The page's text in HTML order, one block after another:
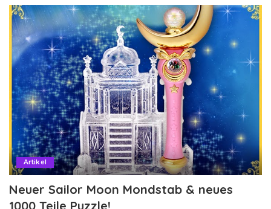
Artikel
Neuer Sailor Moon Mondstab & neues
1000 Teile Puzzle!